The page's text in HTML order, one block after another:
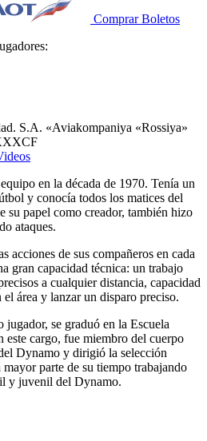
Comprar Boletos
S.A. «Aviakompaniya «Rossiya»
en la década de 1970. Tenía un
y conocía todos los matices del
su papel como creador, también hizo
ataques.
acciones de sus compañeros en cada
gran capacidad técnica: un trabajo
a cualquier distancia, capacidad
el área y lanzar un disparo preciso.
jugador, se graduó en la Escuela
este cargo, fue miembro del cuerpo
Dynamo y dirigió la selección
parte de su tiempo trabajando
y juvenil del Dynamo.